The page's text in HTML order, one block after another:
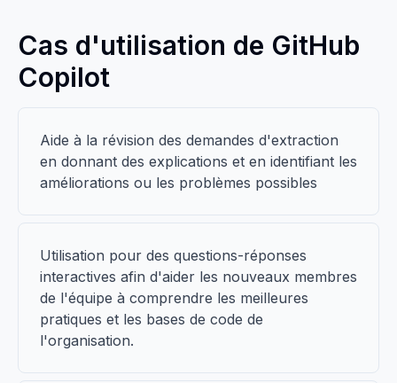
Cas d'utilisation de GitHub
Copilot
Aide à la révision des demandes d'extraction
en donnant des explications et en identifiant les
améliorations ou les problèmes possibles
Utilisation pour des questions-réponses
interactives afin d'aider les nouveaux membres
de l'équipe à comprendre les meilleures
pratiques et les bases de code de
l'organisation.